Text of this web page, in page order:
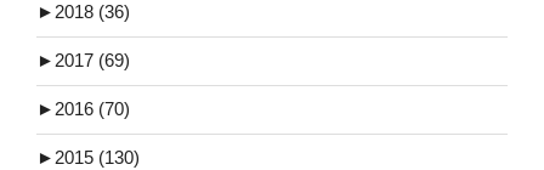
► 2018 (36)
► 2017 (69)
► 2016 (70)
► 2015 (130)